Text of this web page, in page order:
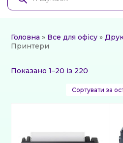
Головна » Все для офісу »Друк
Принтери
Показано 1–20 із 220
останнім